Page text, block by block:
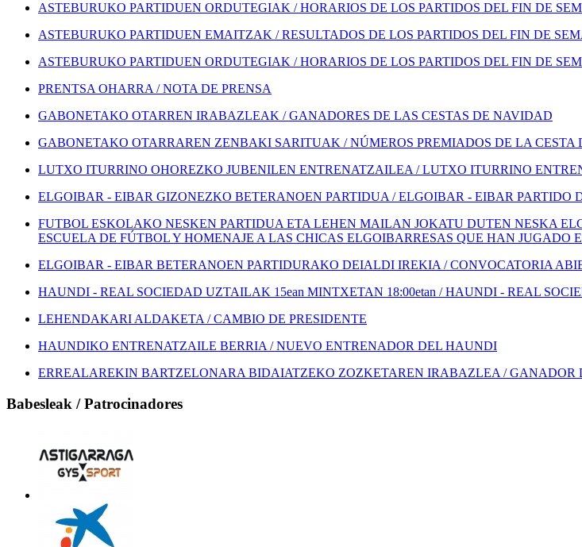
ASTEBURUKO PARTIDUEN ORDUTEGIAK / HORARIOS DE LOS PARTIDOS DEL FIN DE
ASTEBURUKO PARTIDUEN EMAITZAK / RESULTADOS DE LOS PARTIDOS DEL FIN DE
ASTEBURUKO PARTIDUEN ORDUTEGIAK / HORARIOS DE LOS PARTIDOS DEL FIN DE
PRENTSA OHARRA / NOTA DE PRENSA
GABONETAKO OTARREN IRABAZLEAK / GANADORES DE LAS CESTAS DE NAVIDAD
GABONETAKO OTARRAREN ZENBAKI SARITUAK / NÚMEROS PREMIADOS DE LA CESTA
LUTXO ITURRINO OHOREZKO JUBENILEN ENTRENATZAILEA / LUTXO ITURRINO
ELGOIBAR - EIBAR GIZONEZKO BETERANOEN PARTIDUA / ELGOIBAR - EIBAR PARTIDO
FUTBOL ESKOLAKO NESKEN PARTIDUA ETA LEHEN MAILAN JOKATU DUTEN NESKA
ESCUELA DE FÚTBOL Y HOMENAJE A LAS CHICAS ELGOIBARRESAS QUE HAN JUGADO
ELGOIBAR - EIBAR BETERANOEN PARTIDURAKO DEIALDI IREKIA / CONVOCATORIA
HAUNDI - REAL SOCIEDAD UZTAILAK 15ean MINTXETAN 18:00etan / HAUNDI - REAL
LEHENDAKARI ALDAKETA / CAMBIO DE PRESIDENTE
HAUNDIKO ENTRENATZAILE BERRIA / NUEVO ENTRENADOR DEL HAUNDI
ERREALAREKIN BARTZELONARA BIDAIATZEKO ZOZKETAREN IRABAZLEA / GANADOR
Babesleak / Patrocinadores